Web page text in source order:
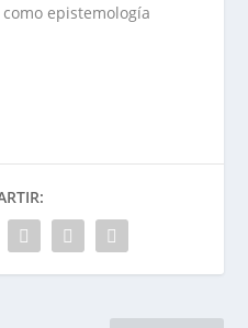
epistemología